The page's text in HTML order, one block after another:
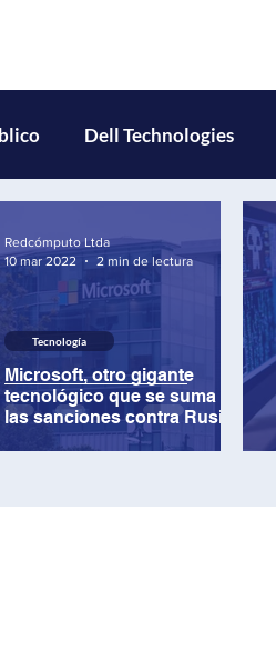
Dell Technologies
Microsoft, otro gigante
tecnológico que se suma a
las sanciones contra Rusia
Tecnología
Redcómputo Ltda
10 mar 2022
2 min de lectura